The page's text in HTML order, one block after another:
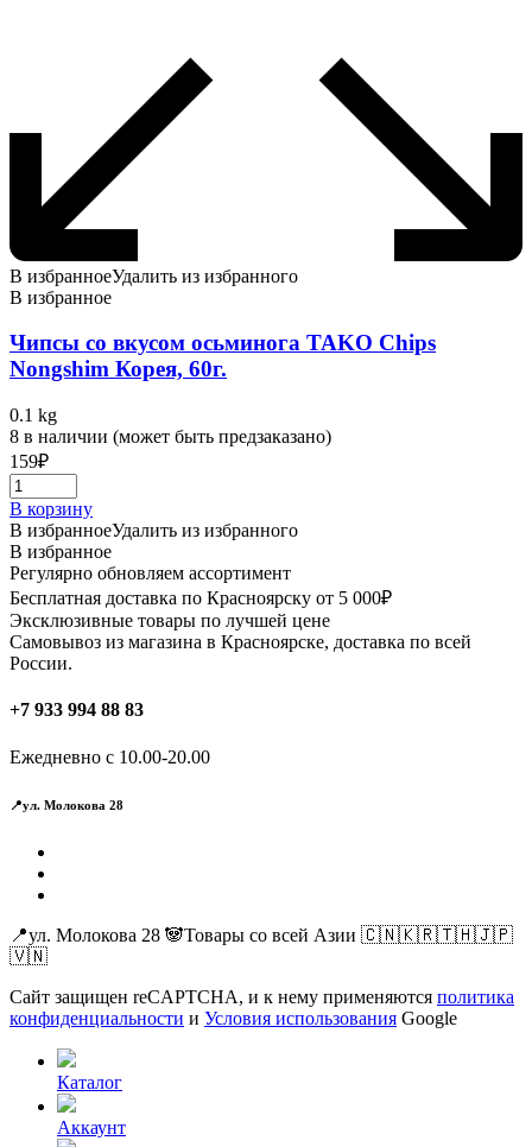
В избранноеУдалить из избранного
В избранное
Чипсы со вкусом осьминога TAKO Chips
Nongshim Корея, 60г.
0.1 kg
8 в наличии (может быть предзаказано)
159₽
В корзину
В избранноеУдалить из избранного
В избранное
Регулярно обновляем ассортимент
Бесплатная доставка по Красноярску от 5 000₽
Эксклюзивные товары по лучшей цене
Самовывоз из магазина в Красноярске, доставка по всей
России.
+7 933 994 88 83
Ежедневно с 10.00-20.00
📍ул. Молокова 28
📍ул. Молокова 28 🐼Товары со всей Азии 🇨🇳🇰🇷🇹🇭🇯🇵
🇻🇳
Сайт защищен reCAPTCHA, и к нему применяются политика
конфиденциальности и Условия использования Google
Каталог
Аккаунт